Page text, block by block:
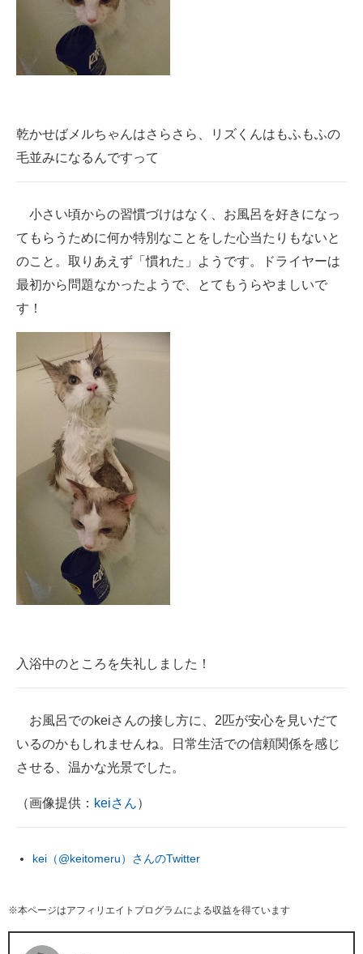
乾かせばメルちゃんはさらさら、リズくんはもふもふの
毛並みになるんですって
小さい頃からの習慣づけはなく、お風呂を好きになっ
てもらうために何か特別なことをした心当たりもないと
のこと。取りあえず「慣れた」ようです。ドライヤーは
最初から問題なかったようで、とてもうらやましいで
す！
入浴中のところを失礼しました！
お風呂でのkeiさんの接し方に、2匹が安心を見いだて
いるのかもしれませんね。日常生活での信頼関係を感じ
させる、温かな光景でした。
（画像提供： keiさん）
kei（@keitomeru）さんのTwitter
※本ページはアフィリエイトプログラムによる収益を得ています